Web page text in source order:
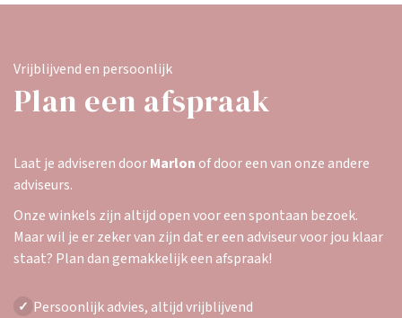
Vrijblijvend en persoonlijk
Plan een afspraak
Laat je adviseren doorMarlon of door een van onze andere
adviseurs.
Onze winkels zijn altijd open voor een spontaan bezoek.
Maar wil je er zeker van zijn dat er een adviseur voor jou klaar
staat? Plan dan gemakkelijk een afspraak!
✓ Persoonlijk advies, altijd vrijblijvend